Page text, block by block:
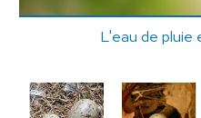
L'eau de pluie